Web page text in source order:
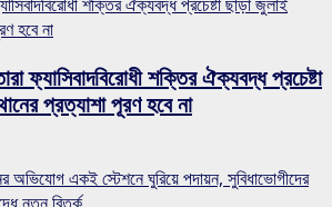
হবে না
ফ্যাসিবাদবিরোধী শক্তির ঐক্যবদ্ধ প্রচেষ্টা
প্রত্যাশা পূরণ হবে না
অভিযোগ একই স্টেশনে ঘুরিয়ে পদায়ন, সুবিধাভোগীদের